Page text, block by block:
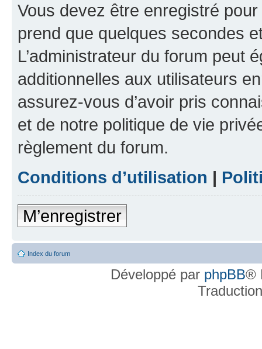
Vous devez être enregistré
prend que quelques secondes
L’administrateur du forum peut
additionnelles aux utilisateurs
assurez-vous d’avoir pris
et de notre politique de vie
règlement du forum.
Conditions d’utilisation |
M’enregistrer
Index du forum
Développé par phpBB®